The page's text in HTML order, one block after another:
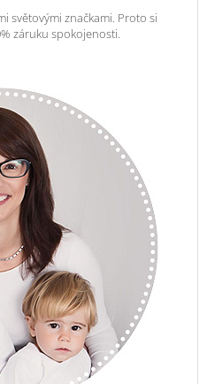
světovými značkami. Proto si
záruku spokojenosti.